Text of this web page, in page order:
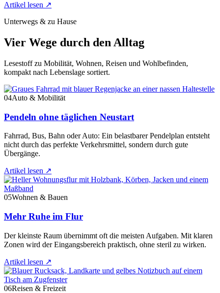
Artikel lesen ↗
Unterwegs & zu Hause
Vier Wege durch den Alltag
Lesestoff zu Mobilität, Wohnen, Reisen und Wohlbefinden,
kompakt nach Lebenslage sortiert.
04Auto & Mobilität
Pendeln ohne täglichen Neustart
Fahrrad, Bus, Bahn oder Auto: Ein belastbarer Pendelplan entsteht
nicht durch das perfekte Verkehrsmittel, sondern durch gute
Übergänge.
Artikel lesen ↗
05Wohnen & Bauen
Mehr Ruhe im Flur
Der kleinste Raum übernimmt oft die meisten Aufgaben. Mit klaren
Zonen wird der Eingangsbereich praktisch, ohne steril zu wirken.
Artikel lesen ↗
06Reisen & Freizeit